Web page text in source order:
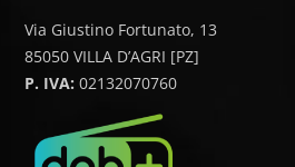
Via Giustino Fortunato, 13
85050 VILLA D’AGRI [PZ]
P. IVA: 02132070760